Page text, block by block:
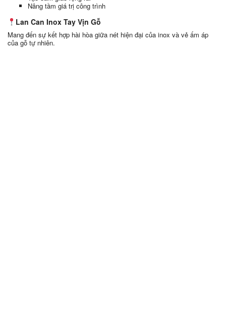
Nâng tầm giá trị công trình
Lan Can Inox Tay Vịn Gỗ
Mang đến sự kết hợp hài hòa giữa nét hiện đại của inox và vẻ ấm áp
của gỗ tự nhiên.